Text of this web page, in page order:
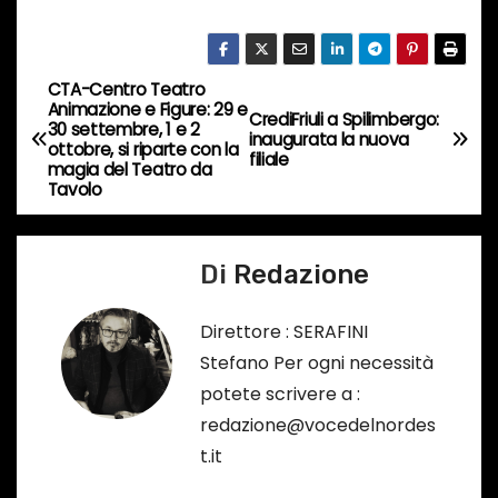
c
o
r
s
o
N
a
v
i
CrediFriuli a Spilimbergo:
inaugurata la nuova
filiale
CTA-Centro Teatro
Animazione e Figure: 29 e
30 settembre, 1 e 2
ottobre, si riparte con la
magia del Teatro da
Tavolo
Di Redazione
Direttore : SERAFINI
Stefano Per ogni necessità
potete scrivere a :
redazione@vocedelnordes
t.it